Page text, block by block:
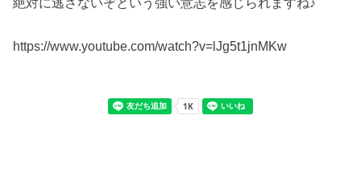
https://www.youtube.com/watch?v=lJg5t1jnMKw